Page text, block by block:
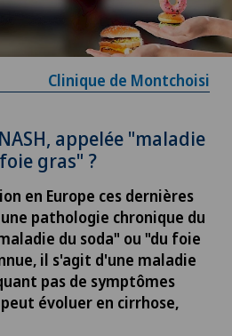
Clinique de Montchoisi
appelée "maladie
gras" ?
en Europe ces dernières
pathologie chronique du
du soda" ou "du foie
il s'agit d'une maladie
pas de symptômes
évoluer en cirrhose,